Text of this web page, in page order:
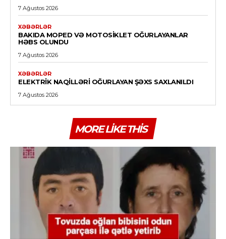
7 Ağustos 2026
XƏBƏRLƏR
BAKIDA MOPED VƏ MOTOSIKLET OĞURLAYANLAR
HƏBS OLUNDU
7 Ağustos 2026
XƏBƏRLƏR
ELEKTRIK NAQILLƏRI OĞURLAYAN ŞƏXS SAXLANILDI
7 Ağustos 2026
MORE LIKE THIS